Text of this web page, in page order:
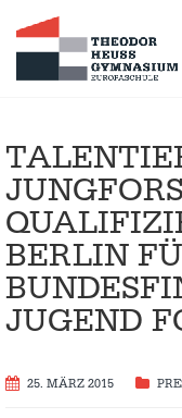
BERLIN
JUGEND
25. MÄRZ 2015